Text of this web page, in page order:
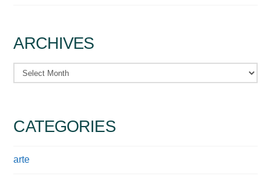
ARCHIVES
Archives
CATEGORIES
arte